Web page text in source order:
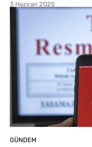
3 Haziran 2025
GÜNDEM